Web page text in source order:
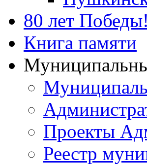
80 лет Победы!
Книга памяти
Проекты
Реестр